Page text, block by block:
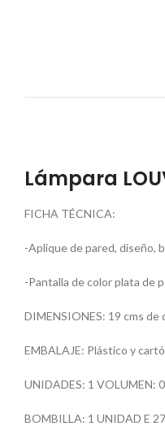
Lámpara
FICHA TÉCNICA:
-Aplique de pared, diseño,
-Pantalla de color plata de
DIMENSIONES: 19 cms
EMBALAJE: Plástico y
UNIDADES: 1 VOLUMEN:
BOMBILLA: 1 UNIDAD E